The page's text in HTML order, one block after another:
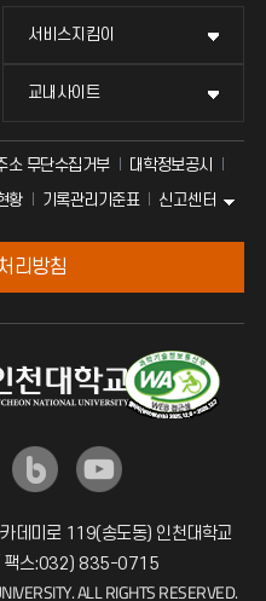
서비스지킴이
교내사이트
소 무단수집거부
대학정보공시
황
기록관리기준표 신고센터
리방침
데미로 119(송도동) 인천대학교
스:032) 835-0715
ALL RIGHTS RESERVED.